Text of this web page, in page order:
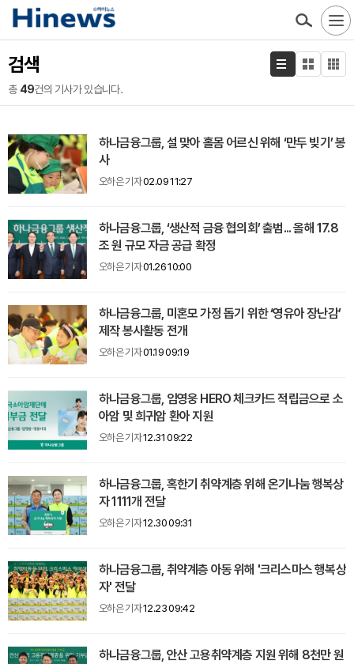
검색
총 49건의 기사가 있습니다.
하나금융그룹, 설 맞아 홀몸 어르신 위해 ‘만두 빚기’ 봉
사
오하은 기자02.09 11:27
하나금융그룹, ‘생산적 금융 협의회’ 출범... 올해 17.8
조 원 규모 자금 공급 확정
오하은 기자01.26 10:00
하나금융그룹, 미혼모 가정 돕기 위한 ‘영유아 장난감’
제작 봉사활동 전개
오하은 기자01.19 09:19
하나금융그룹, 임영웅 HERO 체크카드 적립금으로 소
아암 및 희귀암 환아 지원
오하은 기자12.31 09:22
하나금융그룹, 혹한기 취약계층 위해 온기나눔 행복상
자 1111개 전달
오하은 기자12.30 09:31
하나금융그룹, 취약계층 아동 위해 '크리스마스 행복상
자' 전달
오하은 기자12.23 09:42
하나금융그룹, 안산 고용취약계층 지원 위해 8천만 원